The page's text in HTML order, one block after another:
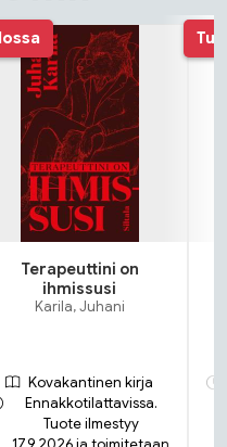
Terapeuttini on
ihmissusi
Karila, Juhani
Kovakantinen kirja
Ennakkotilattavissa.
Tuote ilmestyy